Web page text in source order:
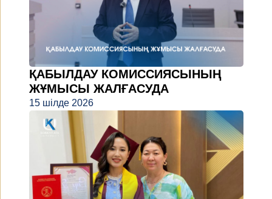
ҚАБЫЛДАУ КОМИССИЯСЫНЫҢ
ЖҰМЫСЫ ЖАЛҒАСУДА
15 шілде 2026